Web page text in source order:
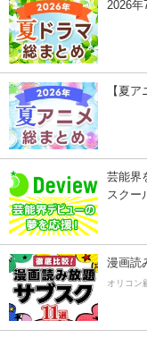
2026年
【夏
芸能界
スクー
漫画読
オリコン